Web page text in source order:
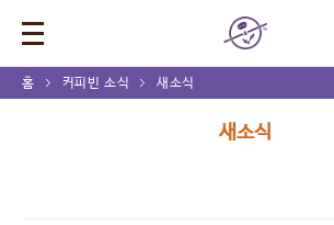
홈 커피빈 소식 새소식
새소식